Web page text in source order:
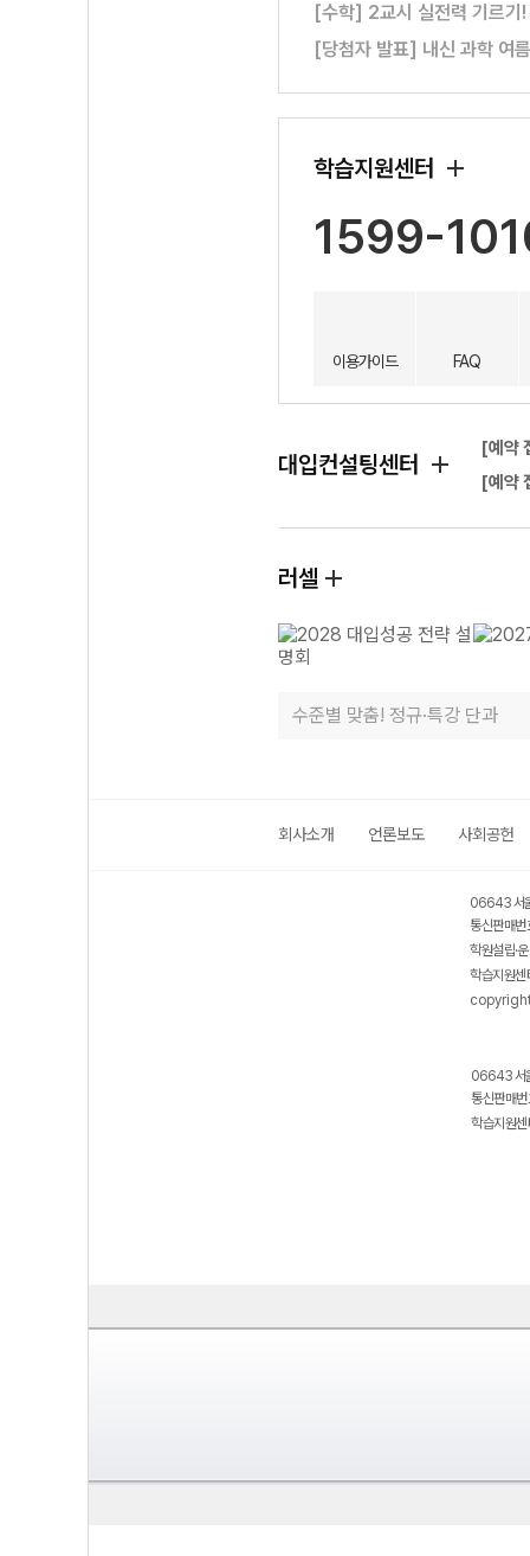
[수학] 2교시 실전력 기르기
[당첨자 발표] 내신 과학 여
학습지원센터
1599-
이용가이드 FAQ
대입컨설팅센터
[예약
[예약
러셀
수준별 맞춤! 정규·특강 단과
회사소개 언론보도 사회공헌
06643 서
통신판매
학원설립·
학습지원
06643 서
통신판매
학습지원